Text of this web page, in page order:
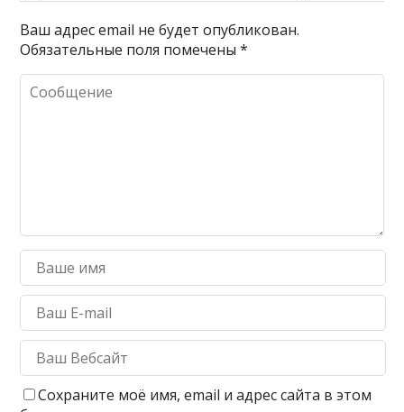
Ваш адрес email не будет опубликован.
Обязательные поля помечены*
Сохраните моё имя, email и адрес сайта в этом